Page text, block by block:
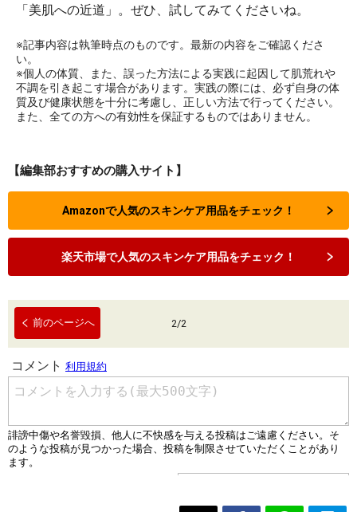
「美肌への近道」。ぜひ、試してみてくださいね。
※記事内容は執筆時点のものです。最新の内容をご確認くださ
い。
※個人の体質、また、誤った方法による実践に起因して肌荒れや
不調を引き起こす場合があります。実践の際には、必ず自身の体
質及び健康状態を十分に考慮し、正しい方法で行ってください。
また、全ての方への有効性を保証するものではありません。
【編集部おすすめの購入サイト】
Amazonで人気のスキンケア用品をチェック！
楽天市場で人気のスキンケア用品をチェック！
前のページへ 2/2